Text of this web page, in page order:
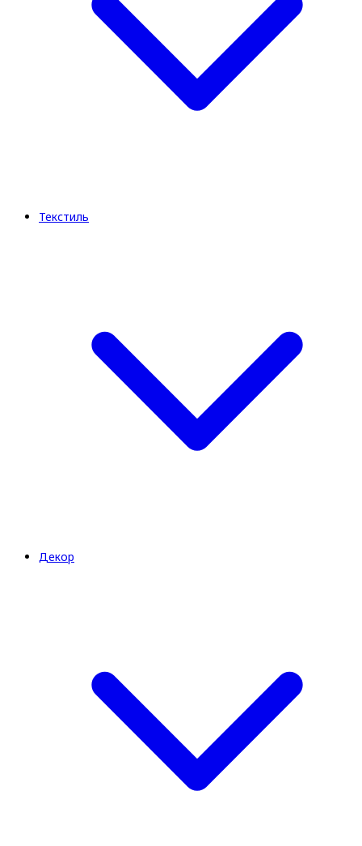
Текстиль
Декор